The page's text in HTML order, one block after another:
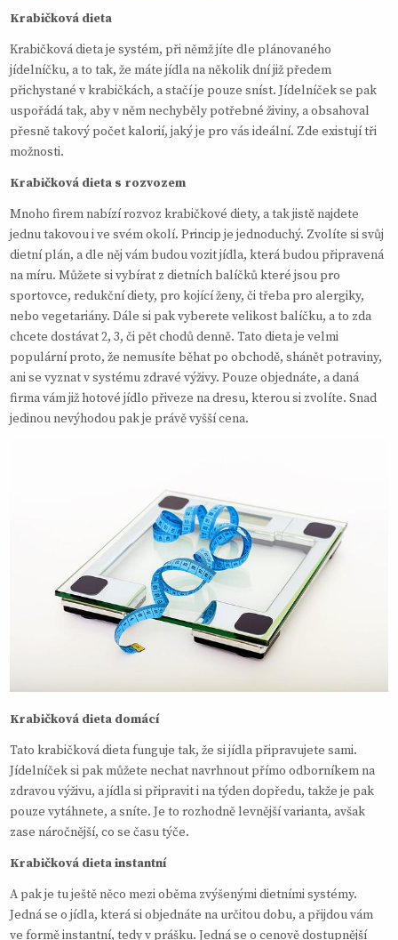
Krabičková dieta
Krabičková dieta je systém, při němž jíte dle plánovaného
jídelníčku, a to tak, že máte jídla na několik dní již předem
přichystané v krabičkách, a stačí je pouze sníst. Jídelníček se pak
uspořádá tak, aby v něm nechyběly potřebné živiny, a obsahoval
přesně takový počet kalorií, jaký je pro vás ideální. Zde existují tři
možnosti.
Krabičková dieta s rozvozem
Mnoho firem nabízí rozvoz krabičkové diety, a tak jistě najdete
jednu takovou i ve svém okolí. Princip je jednoduchý. Zvolíte si svůj
dietní plán, a dle něj vám budou vozit jídla, která budou připravená
na míru. Můžete si vybírat z dietních balíčků které jsou pro
sportovce, redukční diety, pro kojící ženy, či třeba pro alergiky,
nebo vegetariány. Dále si pak vyberete velikost balíčku, a to zda
chcete dostávat 2, 3, či pět chodů denně. Tato dieta je velmi
populární proto, že nemusíte běhat po obchodě, shánět potraviny,
ani se vyznat v systému zdravé výživy. Pouze objednáte, a daná
firma vám již hotové jídlo přiveze na dresu, kterou si zvolíte. Snad
jedinou nevýhodou pak je právě vyšší cena.
Krabičková dieta domácí
Tato krabičková dieta funguje tak, že si jídla připravujete sami.
Jídelníček si pak můžete nechat navrhnout přímo odborníkem na
zdravou výživu, a jídla si připravit i na týden dopředu, takže je pak
pouze vytáhnete, a sníte. Je to rozhodně levnější varianta, avšak
zase náročnější, co se času týče.
Krabičková dieta instantní
A pak je tu ještě něco mezi oběma zvýšenými dietními systémy.
Jedná se o jídla, která si objednáte na určitou dobu, a přijdou vám
ve formě instantní, tedy v prášku. Jedná se o cenově dostupnější